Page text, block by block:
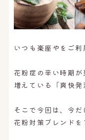
いつも楽座やをご利
花粉症の辛い時期
増えている「爽快発
そこで今回は、今
花粉対策ブレンドを